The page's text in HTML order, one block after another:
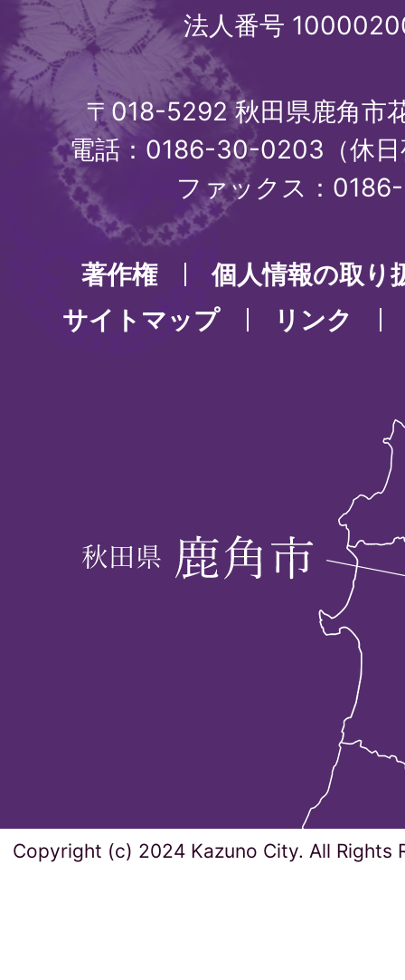
法人番号
〒018-5292 秋田県鹿角市
電話：0186-30-0203（休
ファックス：
著作権
個人情報の取り
サイトマップ
リンク
Copyright (c) 2024 Kazuno City. All Rights